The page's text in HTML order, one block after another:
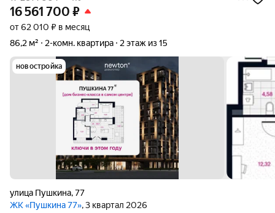
16 561 700 ₽
от 62 010 ₽ в месяц
86,2 м²
2-комн. квартира 2 этаж из 15
новостройка
улица Пушкина,77
ЖК «Пушкина 77», 3 квартал 2026